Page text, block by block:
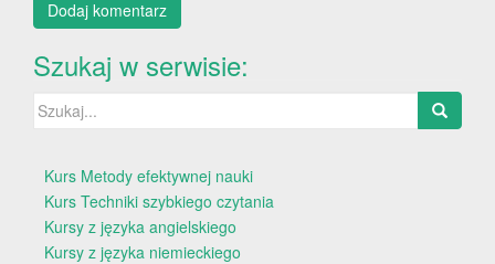
Szukaj w serwisie:
Szukaj:
Kurs Metody efektywnej nauki
Kurs Techniki szybkiego czytania
Kursy z języka angielskiego
Kursy z języka niemieckiego